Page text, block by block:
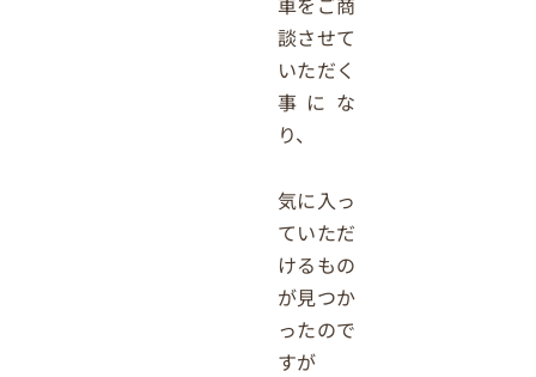
談させて
いただく
事にな
り、
気に入っ
ていただ
けるもの
が見つか
ったので
すが